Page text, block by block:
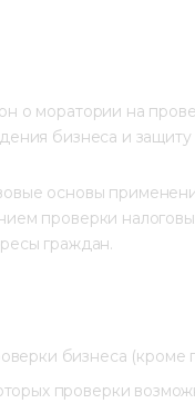
о моратории на
бизнеса и
основы
проверки
граждан.
бизнеса (кроме
проверки